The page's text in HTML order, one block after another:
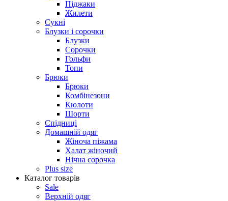
Піджаки
Жилети
Сукні
Блузки і сорочки
Блузки
Сорочки
Гольфи
Топи
Брюки
Брюки
Комбінезони
Кюлоти
Шорти
Спідниці
Домашній одяг
Жіноча піжама
Халат жіночий
Нічна сорочка
Plus size
Каталог товарів
Sale
Верхній одяг